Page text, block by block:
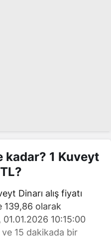
kadar? 1 Kuveyt
Dinarı alış fiyatı
139,86 olarak
10:15:00
15 dakikada bir